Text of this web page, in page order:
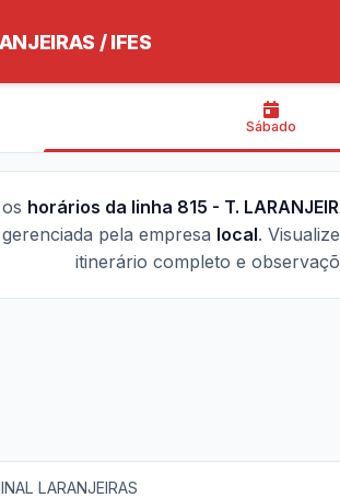
/ IFES
Sábado
horários da linha 815 - T.
pela empresa local.
itinerário completo e
LARANJEIRAS